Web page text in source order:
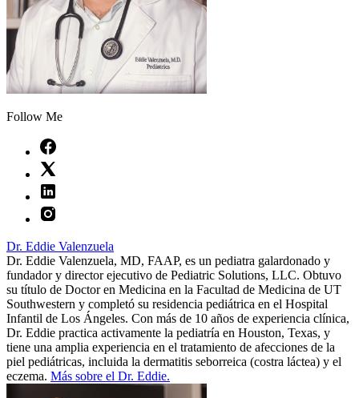
Follow Me
Dr. Eddie Valenzuela
Dr. Eddie Valenzuela, MD, FAAP, es un pediatra galardonado y
fundador y director ejecutivo de Pediatric Solutions, LLC. Obtuvo
su título de Doctor en Medicina en la Facultad de Medicina de UT
Southwestern y completó su residencia pediátrica en el Hospital
Infantil de Los Ángeles. Con más de 10 años de experiencia clínica,
Dr. Eddie practica activamente la pediatría en Houston, Texas, y
tiene una amplia experiencia en el tratamiento de afecciones de la
piel pediátricas, incluida la dermatitis seborreica (costra láctea) y el
eczema. Más sobre el Dr. Eddie.